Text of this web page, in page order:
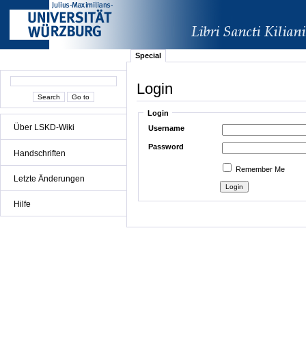
Über LSKD-Wiki
Handschriften
Letzte Änderungen
Hilfe
Special
Login
Login
Username
Password
Remember Me